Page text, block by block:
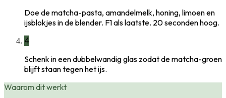
Doe de matcha-pasta, amandelmelk, honing, limoen en
ijsblokjes in de blender. F1 als laatste. 20 seconden hoog.
4
Schenk in een dubbelwandig glas zodat de matcha-groen
blijft staan tegen het ijs.
Waarom dit werkt